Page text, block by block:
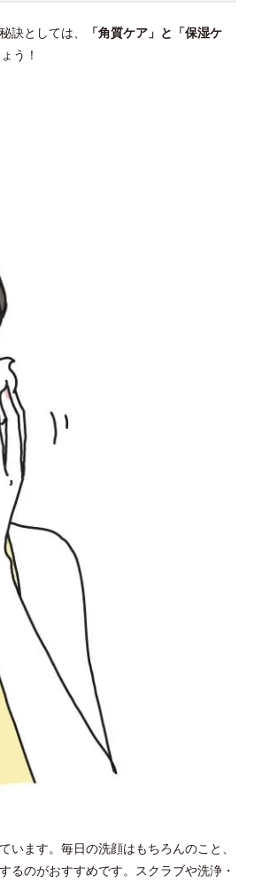
訣としては、
「角質ケア」と「保湿ケ
う！
ます。毎日の洗顔はもちろんのこと、
るのがおすすめです。スクラブや洗浄・